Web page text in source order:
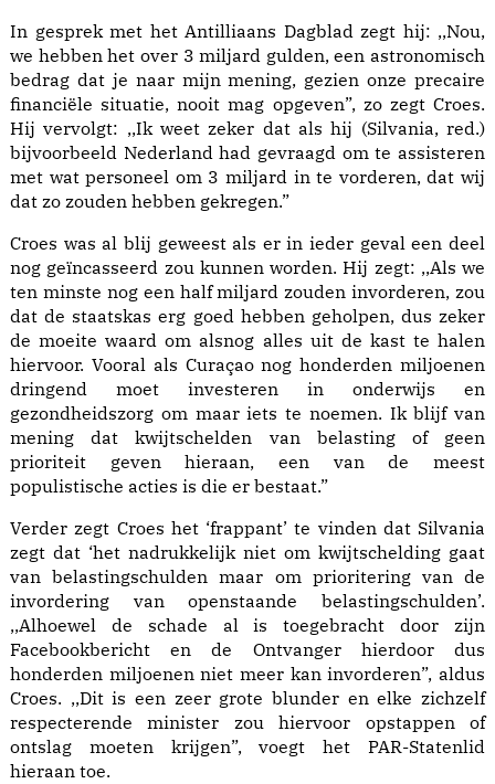
In gesprek met het Antilliaans Dagblad zegt hij: ,,Nou,
we hebben het over 3 miljard gulden, een astronomisch
bedrag dat je naar mijn mening, gezien onze precaire
financiële situatie, nooit mag opgeven”, zo zegt Croes.
Hij vervolgt: ,,Ik weet zeker dat als hij (Silvania, red.)
bijvoorbeeld Nederland had gevraagd om te assisteren
met wat personeel om 3 miljard in te vorderen, dat wij
dat zo zouden hebben gekregen.”
Croes was al blij geweest als er in ieder geval een deel
nog geïncasseerd zou kunnen worden. Hij zegt: ,,Als we
ten minste nog een half miljard zouden invorderen, zou
dat de staatskas erg goed hebben geholpen, dus zeker
de moeite waard om alsnog alles uit de kast te halen
hiervoor. Vooral als Curaçao nog honderden miljoenen
dringend moet investeren in onderwijs en
gezondheidszorg om maar iets te noemen. Ik blijf van
mening dat kwijtschelden van belasting of geen
prioriteit geven hieraan, een van de meest
populistische acties is die er bestaat.”
Verder zegt Croes het ‘frappant’ te vinden dat Silvania
zegt dat ‘het nadrukkelijk niet om kwijtschelding gaat
van belastingschulden maar om prioritering van de
invordering van openstaande belastingschulden’.
,,Alhoewel de schade al is toegebracht door zijn
Facebookbericht en de Ontvanger hierdoor dus
honderden miljoenen niet meer kan invorderen”, aldus
Croes. ,,Dit is een zeer grote blunder en elke zichzelf
respecterende minister zou hiervoor opstappen of
ontslag moeten krijgen”, voegt het PAR-Statenlid
hieraan toe.